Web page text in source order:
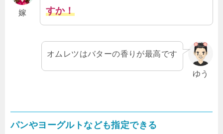
嫁
すか！
ゆう
オムレツはバターの香りが最高です
パンやヨーグルトなども指定できる